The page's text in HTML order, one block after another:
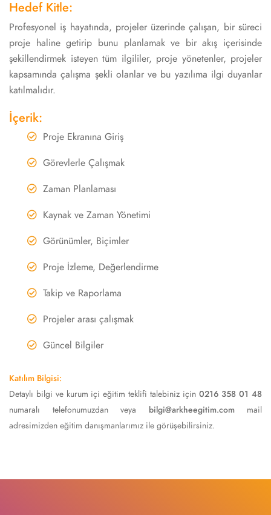
Hedef Kitle:
Profesyonel iş hayatında, projeler üzerinde çalışan, bir süreci
proje haline getirip bunu planlamak ve bir akış içerisinde
şekillendirmek isteyen tüm ilgililer, proje yönetenler, projeler
kapsamında çalışma şekli olanlar ve bu yazılıma ilgi duyanlar
katılmalıdır.
İçerik:
Proje Ekranına Giriş
Görevlerle Çalışmak
Zaman Planlaması
Kaynak ve Zaman Yönetimi
Görünümler, Biçimler
Proje İzleme, Değerlendirme
Takip ve Raporlama
Projeler arası çalışmak
Güncel Bilgiler
Katılım Bilgisi:
Detaylı bilgi ve kurum içi eğitim teklifi talebiniz için 0216 358 01 48
numaralı telefonumuzdan veya bilgi@arkheegitim.commail
adresimizden eğitim danışmanlarımız ile görüşebilirsiniz.